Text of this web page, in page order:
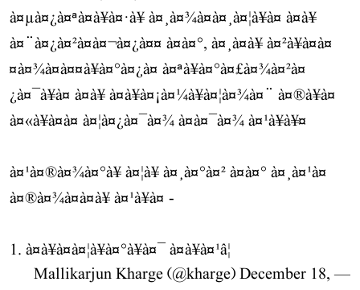
à¤µà¤¿à¤ªà¤à¥à¤·à¥ à¤¸à¤¾à¤à¤¸à¤¦à¥à¤ à¤à¥
à¤¨à¤¿à¤²à¤à¤¬à¤¿à¤¤ à¤à¤°, à¤¸à¤­à¥ à¤²à¥à¤à¤
¤à¤¾à¤à¤¤à¥à¤°à¤¿à¤ à¤ªà¥à¤°à¤£à¤¾à¤²à¤
¿à¤¯à¥à¤ à¤à¥ à¤à¥à¤¡à¤¼à¥à¤¦à¤¾à¤¨ à¤®à¥à¤
à¤«à¥à¤à¤ à¤¦à¤¿à¤¯à¤¾ à¤à¤¯à¤¾ à¤¹à¥à¥¤
à¤¹à¤®à¤¾à¤°à¥ à¤¦à¥ à¤¸à¤°à¤² à¤à¤° à¤¸à¤¹à¤
à¤®à¤¾à¤à¤à¥ à¤¹à¥à¤ -
1. à¤à¥à¤à¤¦à¥à¤°à¥à¤¯ à¤à¥à¤¹â¦
— Mallikarjun Kharge (@kharge)
December 18,